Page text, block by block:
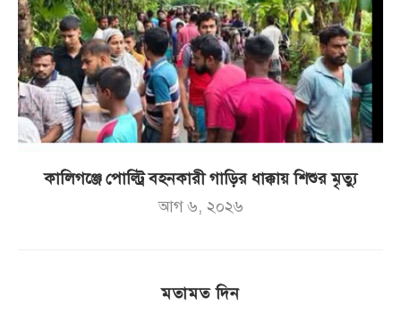
কালিগঞ্জে পোল্ট্রি বহনকারী গাড়ির ধাক্কায় শিশুর মৃত্যু
আগ ৬, ২০২৬
মতামত দিন